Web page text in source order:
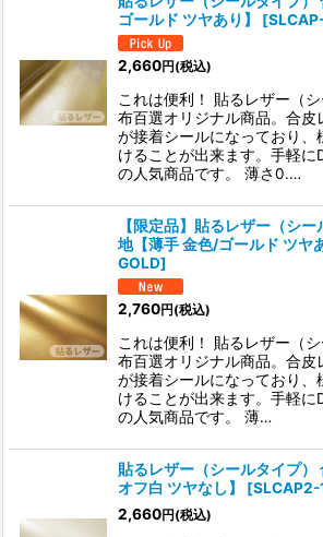
ゴールド ツヤあり】
[
2,660円(税込)
これは便利！ 貼るレザー（シ
布百選オリジナル商品。合皮
が接着シールになっており、
けることが出来ます。手軽に
の人気商品です。 薄さ0.…
【限定品】貼るレザー（シ
地【薄手 金色/ゴールド ツヤ
GOLD]
2,760円(税込)
これは便利！ 貼るレザー（シ
布百選オリジナル商品。合皮
が接着シールになっており、
けることが出来ます。手軽に
の人気商品です。 薄…
貼るレザー（シールタイプ）
オフ白 ツヤなし】
[SLCAP2-
2,660円(税込)